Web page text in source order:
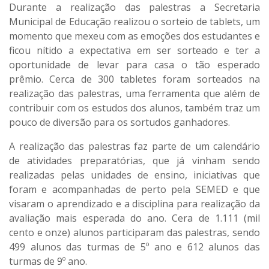
Durante a realização das palestras a Secretaria
Municipal de Educação realizou o sorteio de tablets, um
momento que mexeu com as emoções dos estudantes e
ficou nítido a expectativa em ser sorteado e ter a
oportunidade de levar para casa o tão esperado
prêmio. Cerca de 300 tabletes foram sorteados na
realização das palestras, uma ferramenta que além de
contribuir com os estudos dos alunos, também traz um
pouco de diversão para os sortudos ganhadores.
A realização das palestras faz parte de um calendário
de atividades preparatórias, que já vinham sendo
realizadas pelas unidades de ensino, iniciativas que
foram e acompanhadas de perto pela SEMED e que
visaram o aprendizado e a disciplina para realização da
avaliação mais esperada do ano. Cera de 1.111 (mil
cento e onze) alunos participaram das palestras, sendo
499 alunos das turmas de 5º ano e 612 alunos das
turmas de 9º ano.